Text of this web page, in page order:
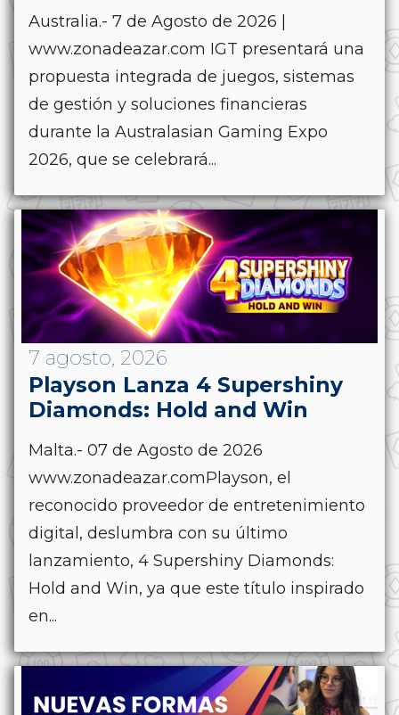
Australia.- 7 de Agosto de 2026 |
www.zonadeazar.com IGT presentará una
propuesta integrada de juegos, sistemas
de gestión y soluciones financieras
durante la Australasian Gaming Expo
2026, que se celebrará...
7 agosto, 2026
Playson Lanza 4 Supershiny
Diamonds: Hold and Win
Malta.- 07 de Agosto de 2026
www.zonadeazar.comPlayson, el
reconocido proveedor de entretenimiento
digital, deslumbra con su último
lanzamiento, 4 Supershiny Diamonds:
Hold and Win, ya que este título inspirado
en...